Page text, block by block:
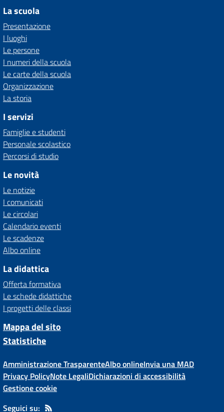
La scuola
Presentazione
I luoghi
Le persone
I numeri della scuola
Le carte della scuola
Organizzazione
La storia
I servizi
Famiglie e studenti
Personale scolastico
Percorsi di studio
Le novità
Le notizie
I comunicati
Le circolari
Calendario eventi
Le scadenze
Albo online
La didattica
Offerta formativa
Le schede didattiche
I progetti delle classi
Mappa del sito
Statistiche
Amministrazione TrasparenteAlbo onlineInvia una MAD
Privacy PolicyNote LegaliDichiarazioni di accessibilità
Gestione cookie
Seguici su: